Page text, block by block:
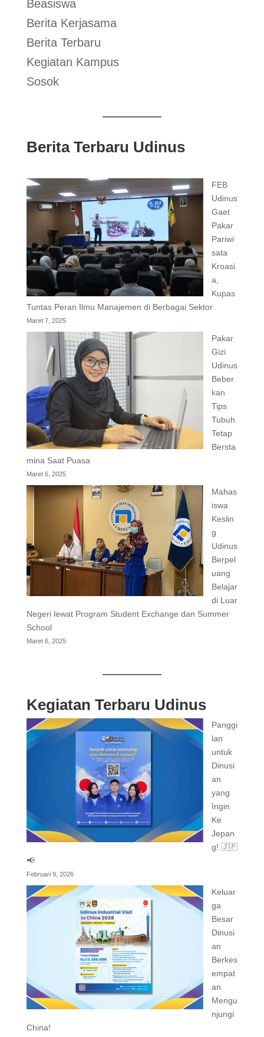
Beasiswa
Berita Kerjasama
Berita Terbaru
Kegiatan Kampus
Sosok
Berita Terbaru Udinus
FEB
Udinus
Gaet
Pakar
Pariwi
sata
Kroasi
a,
Kupas
Tuntas Peran Ilmu Manajemen di Berbagai Sektor
Maret 7, 2025
Pakar
Gizi
Udinus
Beber
kan
Tips
Tubuh
Tetap
Bersta
mina Saat Puasa
Maret 6, 2025
Mahas
iswa
Keslin
g
Udinus
Berpel
uang
Belajar
di Luar
Negeri lewat Program Student Exchange dan Summer
School
Maret 6, 2025
Kegiatan Terbaru Udinus
Panggi
lan
untuk
Dinusi
an
yang
Ingin
Ke
Jepan
g! 🇯🇵
📢
Februari 9, 2026
Keluar
ga
Besar
Dinusi
an
Berkes
empat
an
Mengu
njungi
China!